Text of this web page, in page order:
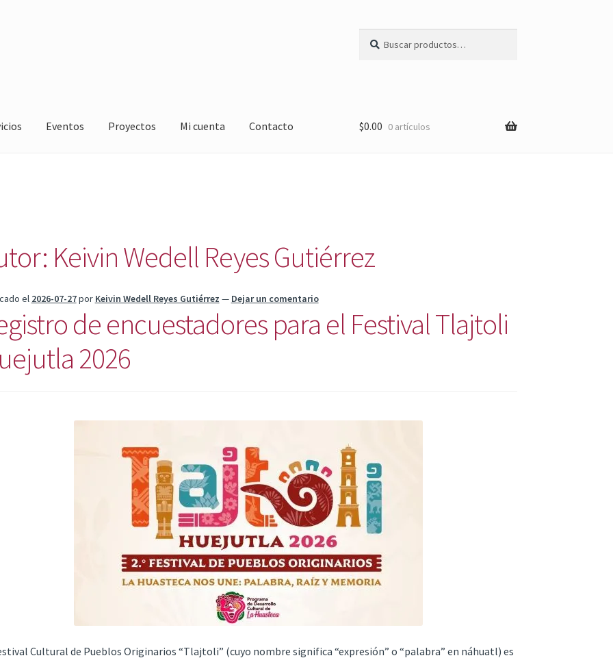
por:
Eventos Proyectos Mi cuenta Contacto $0.00 0 artículos
Keivin Wedell Reyes Gutiérrez
el 2026-07-27por Keivin Wedell Reyes Gutiérrez — Dejar un comentario
de encuestadores para el Festival Tlajtoli
2026
Cultural de Pueblos Originarios “Tlajtoli” (cuyo nombre significa “expresión” o “palabra” en náhuatl) es